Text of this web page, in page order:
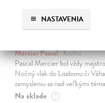
NASTAVENIA
Mercier Pascal| Kniha
Pascal Mercier bol vždy
Nočný vlak do Lisabonu či
zamysleniu sa nad veľkými
Na sklade ?